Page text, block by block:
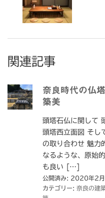
関連記事
奈良時代の
築美
頭塔石仏に関して
頭塔西立面図 そし
の取り合わせ 魅力
なるような、原始
も良い […]
公開済み: 2020年2
カテゴリー: 奈良の建